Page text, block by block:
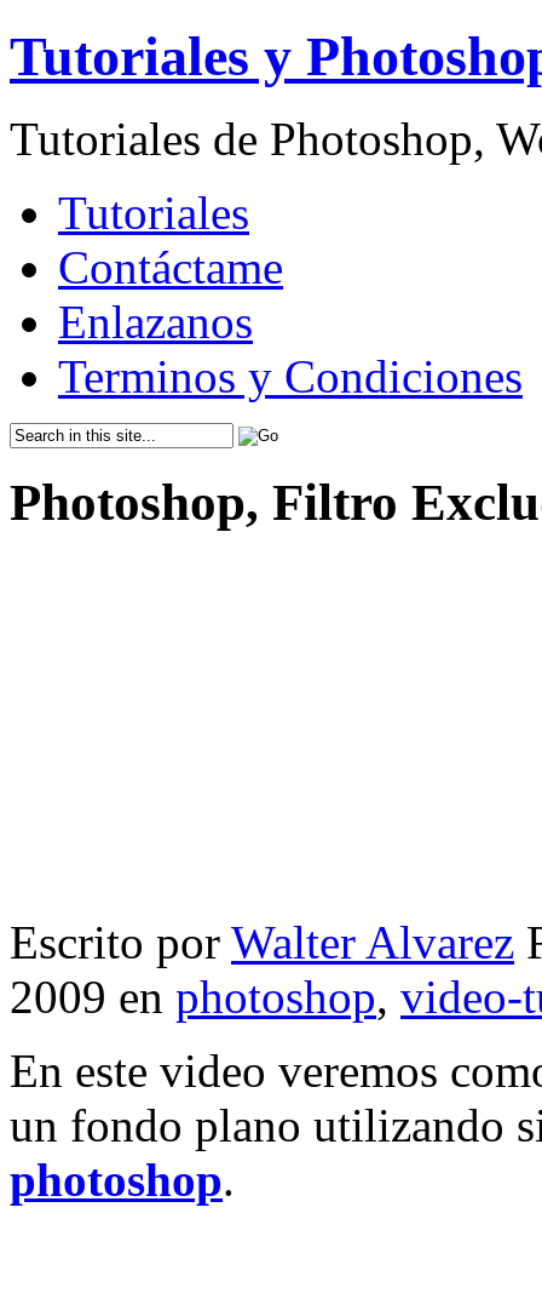
Tutoriales y
Tutoriales de Photoshop,
Tutoriales
Contáctame
Enlazanos
Terminos y Condiciones
Photoshop, Filtro
Escrito por Walter Alvarez
2009 en photoshop, video-
En este video veremos
un fondo plano utilizando
photoshop.